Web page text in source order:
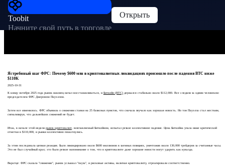
Toobit
Начните свой путь в торговле
Открыть
Ястребиный шаг ФРС: Почему $600 млн в криптовалютных ликвидациях произошло после падения BTC ниже
$110K
2025-10-31
К концу октября 2025 года рынок наконец начал восстанавливаться, и Биткойн (BTC)держался стабильно около $112,000. Все следили за одним человеком:
председателем ФРС Джеромом Пауэллом.
Затем все изменилось. ФРС объявила о снижении ставки на 25 базисных пунктов, что сначала звучало как хорошая новость. Но тон Пауэлла стал жестким,
сигнализируя, что дальнейших снижений не будет.
Итак, в начале этой недели рынок криптовалют, возглавляемый Биткойном, испытал резкое коллективное падение. Цена Биткойна упала ниже критической
отметки в $110,000, и рынки коллективно пошатнулись.
За этим последовала цепная реакция. Было ликвидировано около $600 миллионов в заемных позициях, уничтожив около 130,000 трейдеров за считанные часы.
Это не был случайный крах; это было резкое напоминание о том, что в криптовалюте даже хорошие новости могут ударить как кувалда.
Вкратце: ФРС сказала "снижение", рынок услышал "пауза", и рисковые активы, включая криптовалюту, отреагировали соответственно.